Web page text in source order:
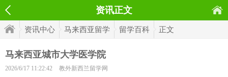
资讯正文
资讯中心 马来西亚留学 留学百科 正文
马来西亚城市大学医学院
2026/6/17 11:22:42 教外新西兰留学网